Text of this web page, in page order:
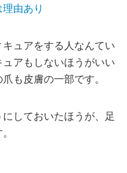
由あり
ュアをする人なんてい
アもしないほうがいい
も皮膚の一部です。
しておいたほうが、足